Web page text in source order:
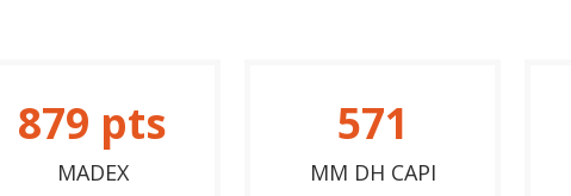
879 pts
MADEX
571
MM DH CAPI